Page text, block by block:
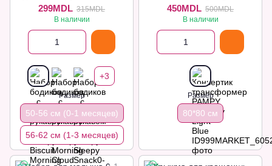
Pampy Biscuit Morning 0-1
месяцев
299MDL 315MDL
В наличии
+3
Размер
50-56 см (0-1 месяцев)
56-62 см (1-3 месяцев)
450MDL 500MDL
В наличии
Размер
80*80 см